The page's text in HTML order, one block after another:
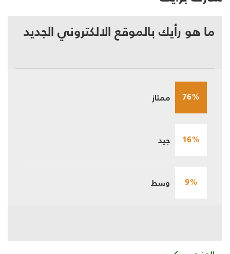
ما هو رأيك بالموقع الالكتروني الجديد
76% ممتاز
16% جيد
9% وسط